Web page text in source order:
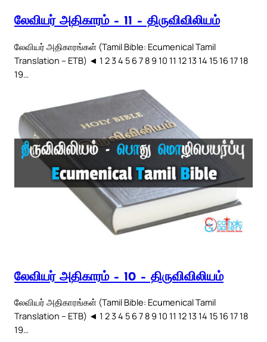
லேவியர் அதிகாரம் – 11 – திருவிவிலியம்
லேவியர் அதிகாரங்கள் (Tamil Bible: Ecumenical Tamil
Translation – ETB) ◄ 1 2 3 4 5 6 7 8 9 10 11 12 13 14 15 16 17 18
19…
லேவியர் அதிகாரம் – 10 – திருவிவிலியம்
லேவியர் அதிகாரங்கள் (Tamil Bible: Ecumenical Tamil
Translation – ETB) ◄ 1 2 3 4 5 6 7 8 9 10 11 12 13 14 15 16 17 18
19…